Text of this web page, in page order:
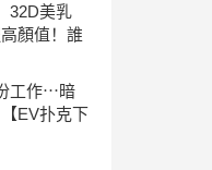
32D美乳
顏值！誰
工作⋯暗
EV扑克下